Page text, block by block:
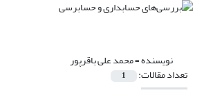
نویسنده =محمد علی باقرپور
تعداد مقالات: 1